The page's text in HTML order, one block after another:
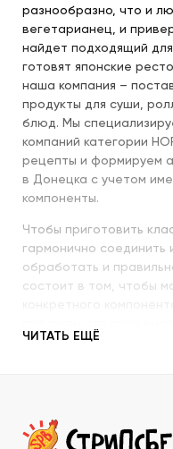
разнообразно, что и
вегетарианец, и
найдет подходящий
готовят японские
наша компания –
продукты для суши,
блюд. Мы
компаний категории
рецепты и формируем
в Донецка с учетом
компоненты.
Чтобы приготовить
гармонично соединить
обработать и
состоит в том, чтобы
их со знанием всех
происхождение и
ЧИТАТЬ ЕЩЁ